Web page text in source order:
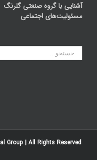
آشنایی با گروه صنعتی گلرنگ
مسئولیت‌های اجتماعی
جستجو
برای:
Group| All Rights Reserved